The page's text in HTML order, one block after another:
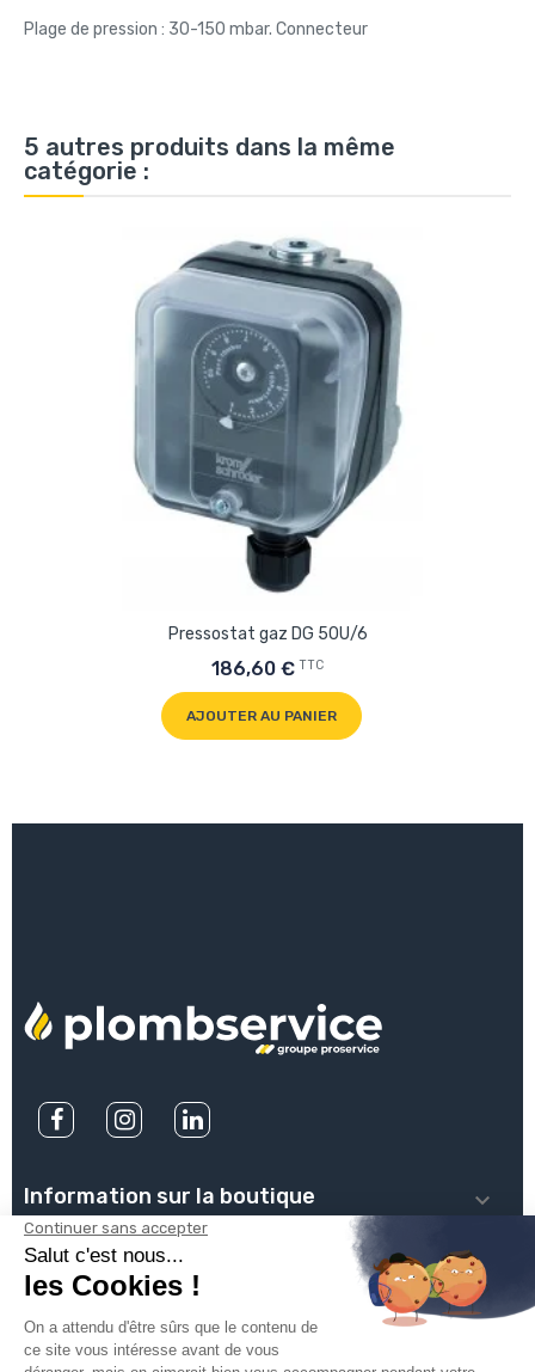
Plage de pression : 30-150 mbar. Connecteur
5 autres produits dans la même
catégorie :
Pressostat gaz DG 50U/6
186,60 € TTC
AJOUTER AU PANIER
Information sur la boutique 
PLOMBSERVICE 
INFOS PRATIQUES 